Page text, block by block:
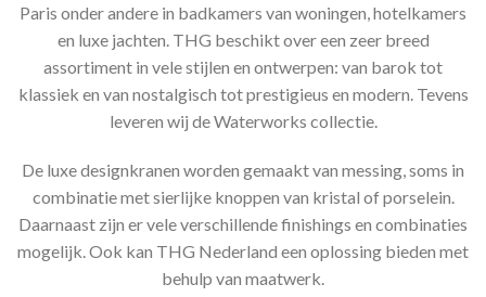
Paris onder andere in badkamers van woningen, hotelkamers
en luxe jachten. THG beschikt over een zeer breed
assortiment in vele stijlen en ontwerpen: van barok tot
klassiek en van nostalgisch tot prestigieus en modern. Tevens
leveren wij de Waterworks collectie.
De luxe designkranen worden gemaakt van messing, soms in
combinatie met sierlijke knoppen van kristal of porselein.
Daarnaast zijn er vele verschillende finishings en combinaties
mogelijk. Ook kan THG Nederland een oplossing bieden met
behulp van maatwerk.